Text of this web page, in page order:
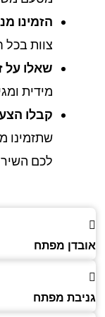
הזמינו
צוות בכל
שאלו על
מידית ומגיע 20 דקות לכל מקום שתצטרכו.
קבלו הצעת
שתזמינו
לכם השירות.
מפתח
מפתח